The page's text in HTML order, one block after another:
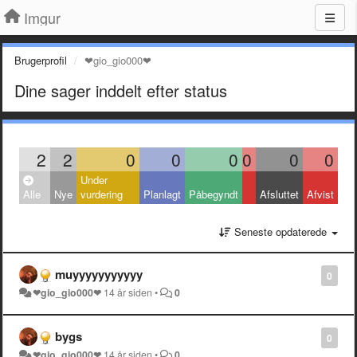
Imgur
Brugerprofil ❤gio_gio000❤
Dine sager inddelt efter status
2 2 0 0 0 0 0 0
Alle Nye
Under
vurdering
Planlagt Påbegyndt Afsluttet Afvist
Seneste opdaterede
0
muyyyyyyyyyyy
❤gio_gio000❤ 14 år siden • 0
0
bygs